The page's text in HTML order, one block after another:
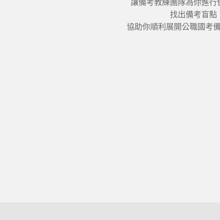
讓備考教練團隊為你進行
找出備考盲點
協助你順利展開公職國考